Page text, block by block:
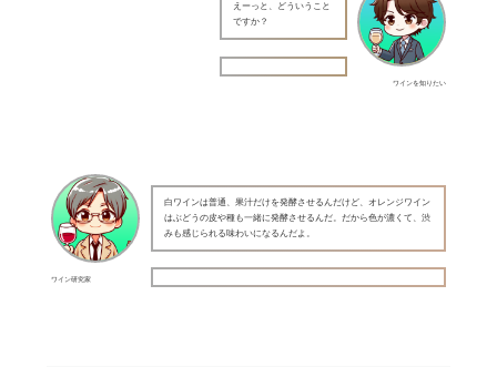
ワインを知りたい
えーっと、どういうこと
ですか？
ワイン研究家
白ワインは普通、果汁だけを発酵させるんだけど、オレンジワイン
はぶどうの皮や種も一緒に発酵させるんだ。だから色が濃くて、渋
みも感じられる味わいになるんだよ。